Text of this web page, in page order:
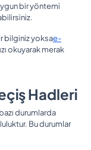
bir yöntemi
bilginiz yoksae-
okuyarak merak
Hadleri
durumlarda
Bu durumlar